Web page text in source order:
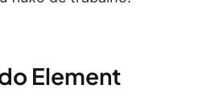
Element